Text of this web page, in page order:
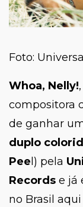
Foto:
Whoa, Nelly!
compositora
de ganhar
duplo
Peel) pela
Records e já
no Brasil aqui